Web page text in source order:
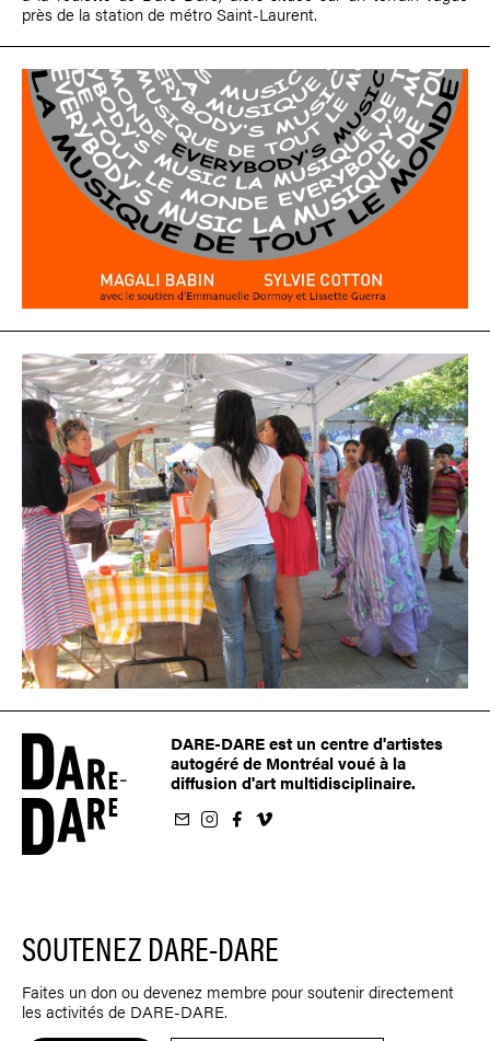
près de la station de métro Saint-Laurent.
DARE-DARE est un centre d'artistes
autogéré de Montréal voué à la
diffusion d'art multidisciplinaire.
sur Instagram
sur Facebook
nous sur Vimeo
SOUTENEZ DARE-DARE
Faites un don ou devenez membre pour soutenir directement
les activités de DARE-DARE.